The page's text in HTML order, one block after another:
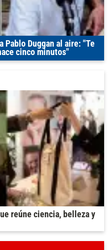
Pablo Duggan al aire: "Te
cinco minutos"
reúne ciencia, belleza y